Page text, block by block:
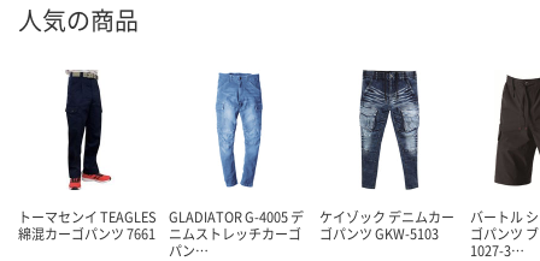
人気の商品
トーマセンイ TEAGLES
綿混カーゴパンツ 7661
GLADIATOR G-4005 デ
ニムストレッチカーゴ
パン…
ケイゾック デニムカー
ゴパンツ GKW-5103
バートル
ゴパンツ
1027-3…